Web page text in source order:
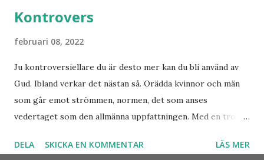
Kontrovers
februari 08, 2022
Ju kontroversiellare du är desto mer kan du bli använd av
Gud. Ibland verkar det nästan så. Orädda kvinnor och män
som går emot strömmen, normen, det som anses
vedertaget som den allmänna uppfattningen. Med en tro
dess fästen. Vad skulle Sverige ha varit utan alla dem som
DELA SKICKA EN KOMMENTAR LÄS MER